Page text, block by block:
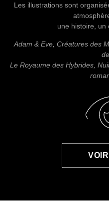
Les illustrations sont
une histoire,
Adam & Eve, Créatures des
Le Royaume des Hybrides,